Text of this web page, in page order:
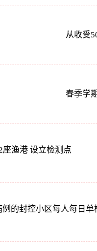
从收受
春季学
渔港 设立检测点
的封控小区每人每日单